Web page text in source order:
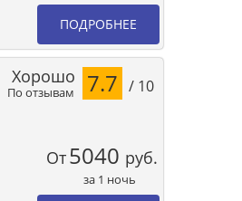
ПОДРОБНЕЕ
По отзывам
Хорошо 7.7 / 10
От5040 руб.
за 1 ночь